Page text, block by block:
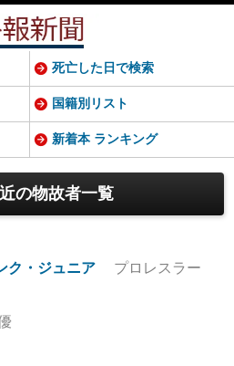
の物故者一覧
ク・ジュニア プロレスラー
死亡した日で検索
国籍別リスト
新着本 ランキング